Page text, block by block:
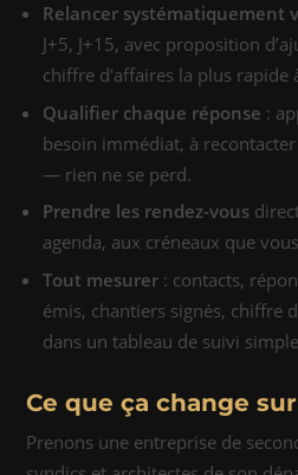
Relancer systématiquement
J+5, J+15, avec proposition
chiffre d’affaires la plus rapide
Qualifier chaque réponse :
besoin immédiat, à
— rien ne se perd.
Prendre les rendez-vous
agenda, aux créneaux que
Tout mesurer : contacts,
émis, chantiers signés, chiffre
dans un tableau de suivi
Ce que ça change
Prenons une entreprise de